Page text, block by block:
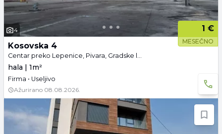
4 1 €
MESEČNO
Kosovska 4
Centar preko Lepenice, Pivara, Gradske lokacije, Kragujevac
hala | 1m²
Firma • Useljivo
Ažurirano 08.08.2026.